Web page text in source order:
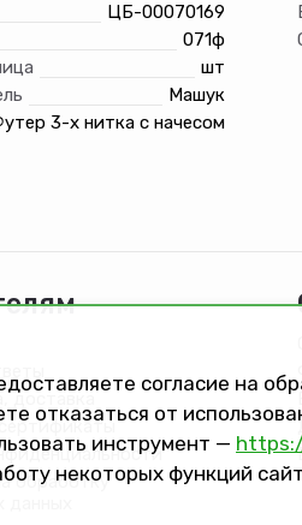
ЦБ-00070169
071ф
шт
Машук
3-х нитка с начесом
доставка
обработку
согласие на
отказаться от
инструмент —
некоторых функций